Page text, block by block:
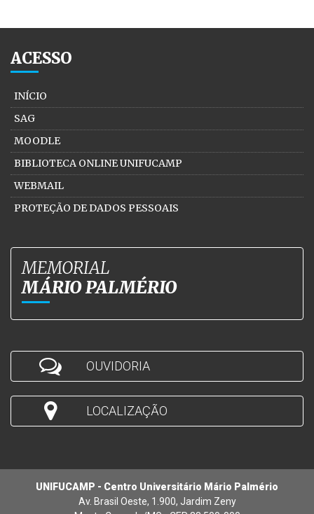
ACESSO
INÍCIO
SAG
MOODLE
BIBLIOTECA ONLINE UNIFUCAMP
WEBMAIL
PROTEÇÃO DE DADOS PESSOAIS
MEMORIAL
MÁRIO PALMÉRIO
OUVIDORIA
LOCALIZAÇÃO
UNIFUCAMP - Centro Universitário Mário Palmério
Av. Brasil Oeste, 1.900, Jardim Zeny